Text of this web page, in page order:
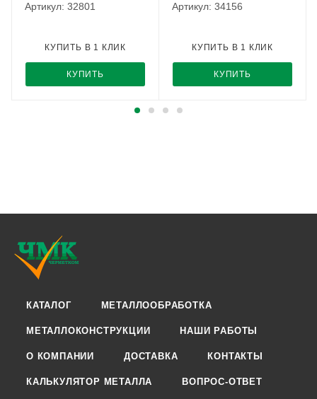
Артикул: 32801
КУПИТЬ
КУПИТЬ В 1 КЛИК
Артикул: 34156
КУПИТЬ
КУПИТЬ В 1 КЛИК
КАТАЛОГ МЕТАЛЛООБРАБОТКА
МЕТАЛЛОКОНСТРУКЦИИ НАШИ РАБОТЫ
О КОМПАНИИ ДОСТАВКА КОНТАКТЫ
КАЛЬКУЛЯТОР МЕТАЛЛА ВОПРОС-ОТВЕТ